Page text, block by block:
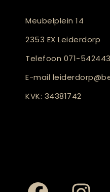
Meubelplein 14
2353 EX Leiderdorp
Telefoon 071-
E-mail
KVK: 34381742